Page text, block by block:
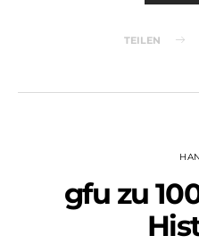
TEILEN
gfu zu